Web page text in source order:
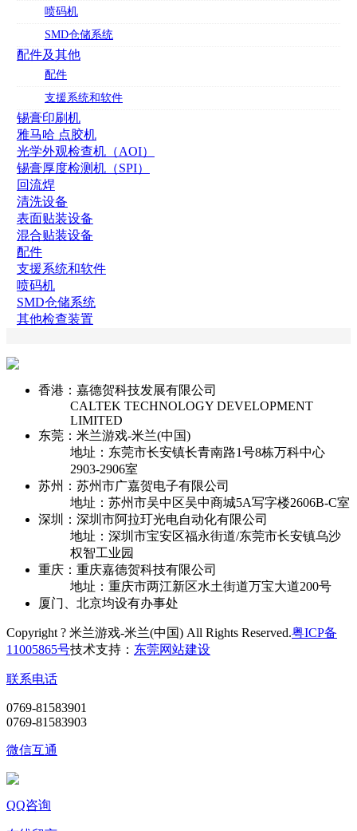
喷码机
SMD仓储系统
配件及其他
配件
支援系统和软件
锡膏印刷机
雅马哈 点胶机
光学外观检查机（AOI）
锡膏厚度检测机（SPI）
回流焊
清洗设备
表面贴装设备
混合贴装设备
配件
支援系统和软件
喷码机
SMD仓储系统
其他检查装置
香港：嘉德贺科技发展有限公司
CALTEK TECHNOLOGY DEVELOPMENT
LIMITED
东莞：米兰游戏-米兰(中国)
地址：东莞市长安镇长青南路1号8栋万科中心
2903-2906室
苏州：苏州市广嘉贺电子有限公司
地址：苏州市吴中区吴中商城5A写字楼2606B-C室
深圳：深圳市阿拉玎光电自动化有限公司
地址：深圳市宝安区福永街道/东莞市长安镇乌沙
权智工业园
重庆：重庆嘉德贺科技有限公司
地址：重庆市两江新区水土街道万宝大道200号
厦门、北京均设有办事处
Copyright ? 米兰游戏-米兰(中国) All Rights Reserved.粤ICP备
11005865号技术支持： 东莞网站建设
联系电话
0769-81583901
0769-81583903
微信互通
QQ咨询